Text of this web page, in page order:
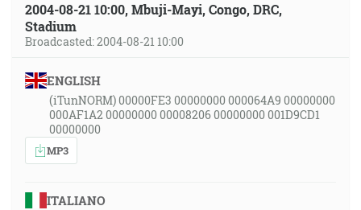
2004-08-21 10:00, Mbuji-Mayi, Congo, DRC,
Stadium
Broadcasted: 2004-08-21 10:00
ENGLISH
(iTunNORM) 00000FE3 00000000 000064A9 00000000
000AF1A2 00000000 00008206 00000000 001D9CD1
00000000
MP3
ITALIANO